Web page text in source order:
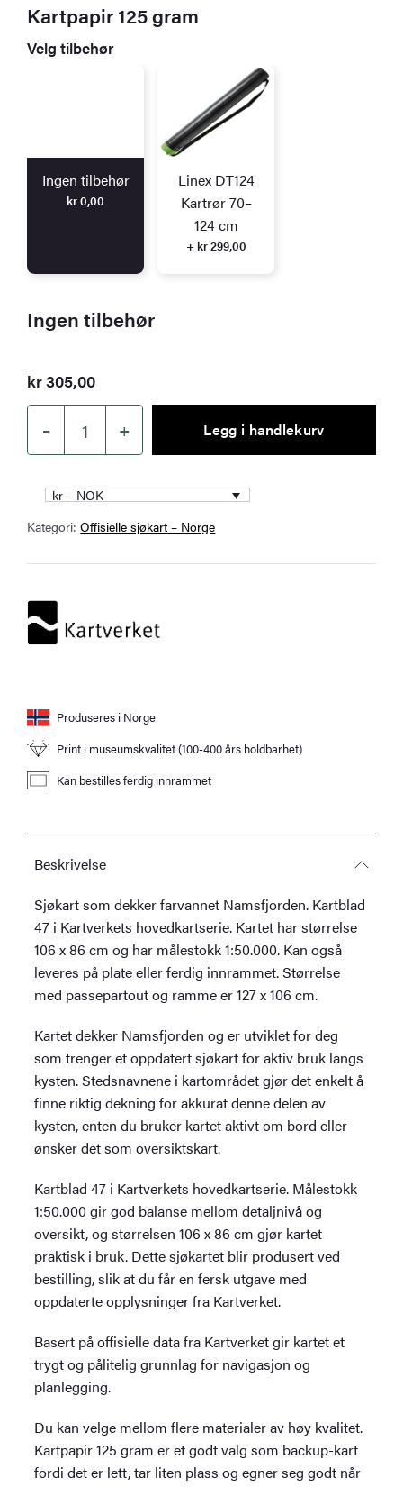
Kartpapir 125 gram
Velg tilbehør
Ingen tilbehør
kr0,00
Linex DT124
Kartrør 70–
124 cm
+ kr 299,00
Ingen tilbehør
kr305,00
–
Kartverket
sjøkart
047
Namsfjorden
+ Legg i handlekurv
kr – NOK
Kategori:Offisielle sjøkart – Norge
Produseres i Norge
Print i museumskvalitet (100-400 års holdbarhet)
Kan bestilles ferdig innrammet
Beskrivelse
Sjøkart som dekker farvannet Namsfjorden. Kartblad
47 i Kartverkets hovedkartserie. Kartet har størrelse
106 x 86 cm og har målestokk 1:50.000. Kan også
leveres på plate eller ferdig innrammet. Størrelse
med passepartout og ramme er 127 x 106 cm.
Kartet dekker Namsfjorden og er utviklet for deg
som trenger et oppdatert sjøkart for aktiv bruk langs
kysten. Stedsnavnene i kartområdet gjør det enkelt å
finne riktig dekning for akkurat denne delen av
kysten, enten du bruker kartet aktivt om bord eller
ønsker det som oversiktskart.
Kartblad 47 i Kartverkets hovedkartserie. Målestokk
1:50.000 gir god balanse mellom detaljnivå og
oversikt, og størrelsen 106 x 86 cm gjør kartet
praktisk i bruk. Dette sjøkartet blir produsert ved
bestilling, slik at du får en fersk utgave med
oppdaterte opplysninger fra Kartverket.
Basert på offisielle data fra Kartverket gir kartet et
trygt og pålitelig grunnlag for navigasjon og
planlegging.
Du kan velge mellom flere materialer av høy kvalitet.
Kartpapir 125 gram er et godt valg som backup-kart
fordi det er lett, tar liten plass og egner seg godt når